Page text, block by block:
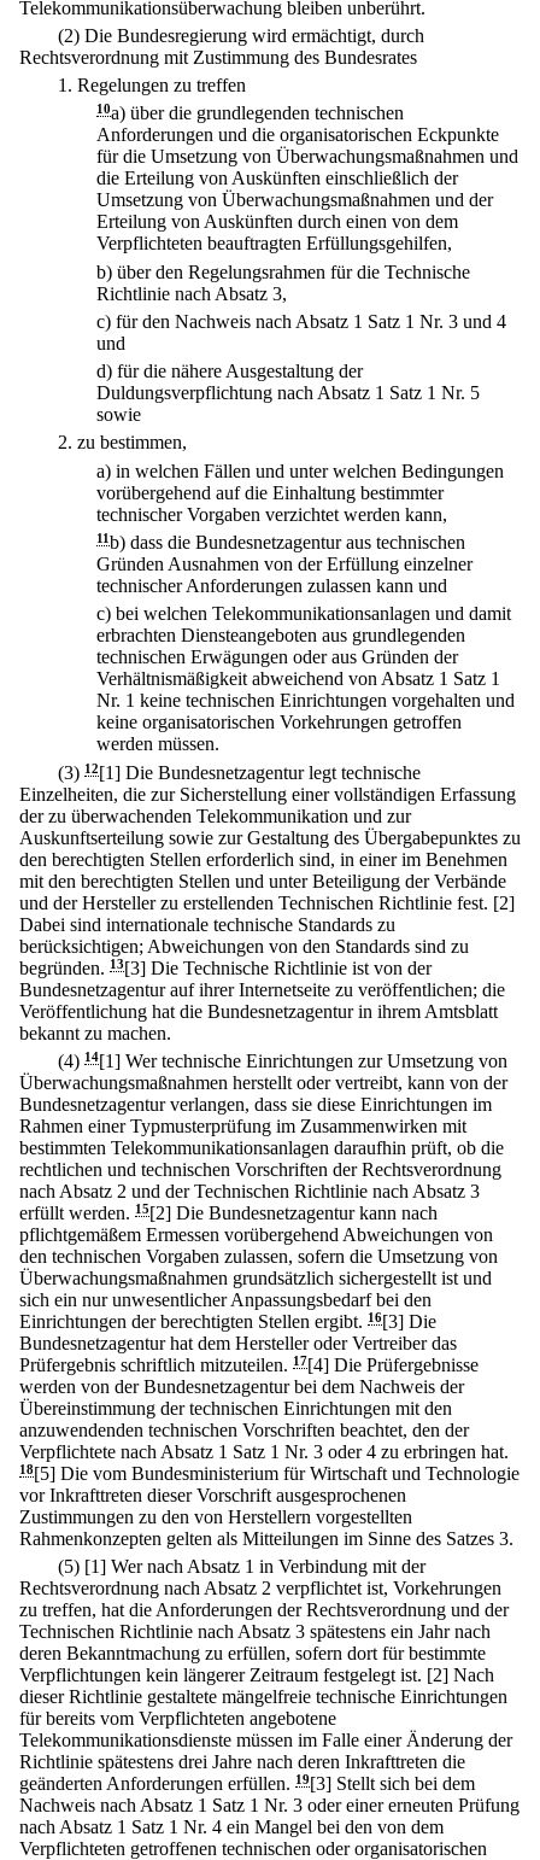
Telekommunikationsüberwachung bleiben unberührt.
(2) Die Bundesregierung wird ermächtigt, durch
Rechtsverordnung mit Zustimmung des Bundesrates
1. Regelungen zu treffen
10a) über die grundlegenden technischen
Anforderungen und die organisatorischen Eckpunkte
für die Umsetzung von Überwachungsmaßnahmen und
die Erteilung von Auskünften einschließlich der
Umsetzung von Überwachungsmaßnahmen und der
Erteilung von Auskünften durch einen von dem
Verpflichteten beauftragten Erfüllungsgehilfen,
b) über den Regelungsrahmen für die Technische
Richtlinie nach Absatz 3,
c) für den Nachweis nach Absatz 1 Satz 1 Nr. 3 und 4
und
d) für die nähere Ausgestaltung der
Duldungsverpflichtung nach Absatz 1 Satz 1 Nr. 5
sowie
2. zu bestimmen,
a) in welchen Fällen und unter welchen Bedingungen
vorübergehend auf die Einhaltung bestimmter
technischer Vorgaben verzichtet werden kann,
11 b) dass die Bundesnetzagentur aus technischen
Gründen Ausnahmen von der Erfüllung einzelner
technischer Anforderungen zulassen kann und
c) bei welchen Telekommunikationsanlagen und damit
erbrachten Diensteangeboten aus grundlegenden
technischen Erwägungen oder aus Gründen der
Verhältnismäßigkeit abweichend von Absatz 1 Satz 1
Nr. 1 keine technischen Einrichtungen vorgehalten und
keine organisatorischen Vorkehrungen getroffen
werden müssen.
(3) 12[1] Die Bundesnetzagentur legt technische
Einzelheiten, die zur Sicherstellung einer vollständigen Erfassung
der zu überwachenden Telekommunikation und zur
Auskunftserteilung sowie zur Gestaltung des Übergabepunktes zu
den berechtigten Stellen erforderlich sind, in einer im Benehmen
mit den berechtigten Stellen und unter Beteiligung der Verbände
und der Hersteller zu erstellenden Technischen Richtlinie fest. [2]
Dabei sind internationale technische Standards zu
berücksichtigen; Abweichungen von den Standards sind zu
begründen. 13[3] Die Technische Richtlinie ist von der
Bundesnetzagentur auf ihrer Internetseite zu veröffentlichen; die
Veröffentlichung hat die Bundesnetzagentur in ihrem Amtsblatt
bekannt zu machen.
(4) 14[1] Wer technische Einrichtungen zur Umsetzung von
Überwachungsmaßnahmen herstellt oder vertreibt, kann von der
Bundesnetzagentur verlangen, dass sie diese Einrichtungen im
Rahmen einer Typmusterprüfung im Zusammenwirken mit
bestimmten Telekommunikationsanlagen daraufhin prüft, ob die
rechtlichen und technischen Vorschriften der Rechtsverordnung
nach Absatz 2 und der Technischen Richtlinie nach Absatz 3
erfüllt werden. 15[2] Die Bundesnetzagentur kann nach
pflichtgemäßem Ermessen vorübergehend Abweichungen von
den technischen Vorgaben zulassen, sofern die Umsetzung von
Überwachungsmaßnahmen grundsätzlich sichergestellt ist und
sich ein nur unwesentlicher Anpassungsbedarf bei den
Einrichtungen der berechtigten Stellen ergibt. 16[3] Die
Bundesnetzagentur hat dem Hersteller oder Vertreiber das
Prüfergebnis schriftlich mitzuteilen. 17[4] Die Prüfergebnisse
werden von der Bundesnetzagentur bei dem Nachweis der
Übereinstimmung der technischen Einrichtungen mit den
anzuwendenden technischen Vorschriften beachtet, den der
Verpflichtete nach Absatz 1 Satz 1 Nr. 3 oder 4 zu erbringen hat.
18[5] Die vom Bundesministerium für Wirtschaft und Technologie
vor Inkrafttreten dieser Vorschrift ausgesprochenen
Zustimmungen zu den von Herstellern vorgestellten
Rahmenkonzepten gelten als Mitteilungen im Sinne des Satzes 3.
(5) [1] Wer nach Absatz 1 in Verbindung mit der
Rechtsverordnung nach Absatz 2 verpflichtet ist, Vorkehrungen
zu treffen, hat die Anforderungen der Rechtsverordnung und der
Technischen Richtlinie nach Absatz 3 spätestens ein Jahr nach
deren Bekanntmachung zu erfüllen, sofern dort für bestimmte
Verpflichtungen kein längerer Zeitraum festgelegt ist. [2] Nach
dieser Richtlinie gestaltete mängelfreie technische Einrichtungen
für bereits vom Verpflichteten angebotene
Telekommunikationsdienste müssen im Falle einer Änderung der
Richtlinie spätestens drei Jahre nach deren Inkrafttreten die
geänderten Anforderungen erfüllen. 19[3] Stellt sich bei dem
Nachweis nach Absatz 1 Satz 1 Nr. 3 oder einer erneuten Prüfung
nach Absatz 1 Satz 1 Nr. 4 ein Mangel bei den von dem
Verpflichteten getroffenen technischen oder organisatorischen